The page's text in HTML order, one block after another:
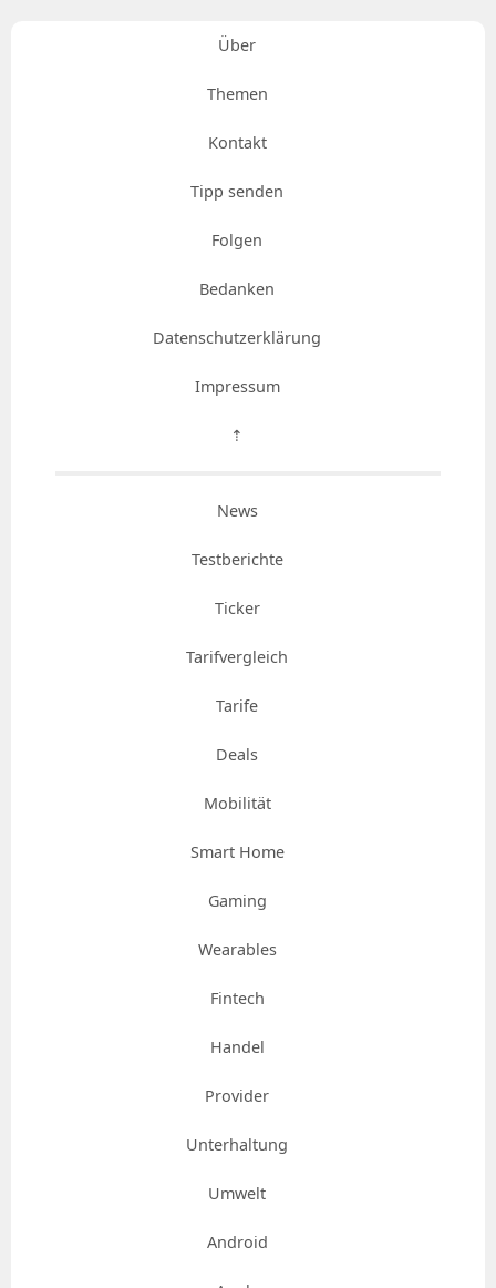
Über
Themen
Kontakt
Tipp senden
Folgen
Bedanken
Datenschutzerklärung
Impressum
⇡
News
Testberichte
Ticker
Tarifvergleich
Tarife
Deals
Mobilität
Smart Home
Gaming
Wearables
Fintech
Handel
Provider
Unterhaltung
Umwelt
Android